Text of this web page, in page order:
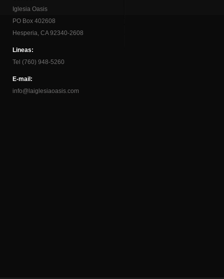
Iglesia Oasis
PO Box 402608
Hesperia, CA 92340-2608
Lineas:
Tel (760) 948-5260
E-mail:
info@laiglesiaoasis.com